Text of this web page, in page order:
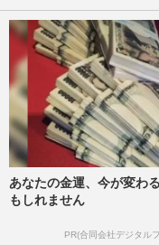
あなたの金運、今が変わ
もしれません
PR(合同会社デジタル